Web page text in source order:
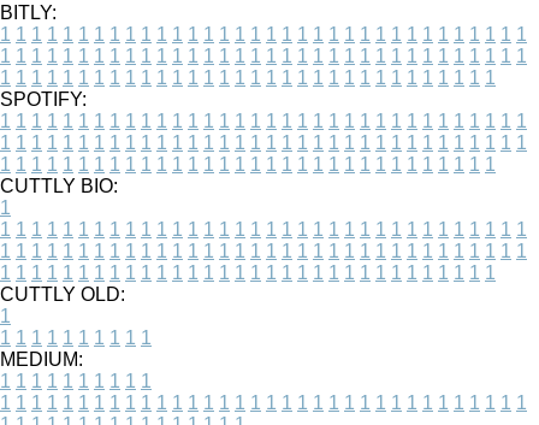
BITLY:
1 1 1 1 1 1 1 1 1 1 1 1 1 1 1 1 1 1 1 1 1 1 1 1 1 1 1 1 1 1 1 1 1 1
1 1 1 1 1 1 1 1 1 1 1 1 1 1 1 1 1 1 1 1 1 1 1 1 1 1 1 1 1 1 1 1 1 1
1 1 1 1 1 1 1 1 1 1 1 1 1 1 1 1 1 1 1 1 1 1 1 1 1 1 1 1 1 1 1 1
SPOTIFY:
1 1 1 1 1 1 1 1 1 1 1 1 1 1 1 1 1 1 1 1 1 1 1 1 1 1 1 1 1 1 1 1 1 1
1 1 1 1 1 1 1 1 1 1 1 1 1 1 1 1 1 1 1 1 1 1 1 1 1 1 1 1 1 1 1 1 1 1
1 1 1 1 1 1 1 1 1 1 1 1 1 1 1 1 1 1 1 1 1 1 1 1 1 1 1 1 1 1 1 1
CUTTLY BIO:
1
1 1 1 1 1 1 1 1 1 1 1 1 1 1 1 1 1 1 1 1 1 1 1 1 1 1 1 1 1 1 1 1 1 1
1 1 1 1 1 1 1 1 1 1 1 1 1 1 1 1 1 1 1 1 1 1 1 1 1 1 1 1 1 1 1 1 1 1
1 1 1 1 1 1 1 1 1 1 1 1 1 1 1 1 1 1 1 1 1 1 1 1 1 1 1 1 1 1 1 1
CUTTLY OLD:
1
1 1 1 1 1 1 1 1 1 1
MEDIUM:
1 1 1 1 1 1 1 1 1 1
1 1 1 1 1 1 1 1 1 1 1 1 1 1 1 1 1 1 1 1 1 1 1 1 1 1 1 1 1 1 1 1 1 1